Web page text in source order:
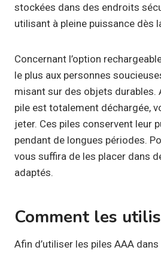
stockées dans des endroits
utilisant à pleine puissance dès
Concernant l’option
le plus aux personnes
misant sur des objets durables.
pile est totalement déchargée,
jeter. Ces piles conservent leur
pendant de longues périodes.
vous suffira de les placer dans
adaptés.
Comment les
Afin d’utiliser les piles AAA